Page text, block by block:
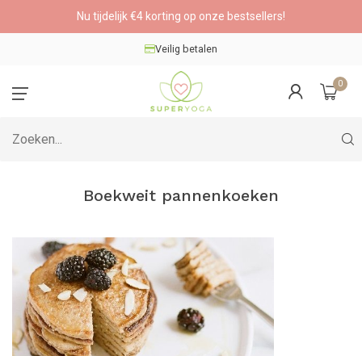
Nu tijdelijk €4 korting op onze bestsellers!
Veilig betalen
0
Boekweit pannenkoeken